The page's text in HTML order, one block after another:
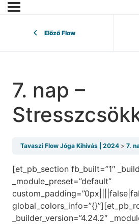
Előző Flow
7. nap –
Tavaszi Flow Jóga Kihívás | 2024 7.
[et_pb_section fb_built=”1″
_module_preset=”default”
_builder_version=”4.24.2″